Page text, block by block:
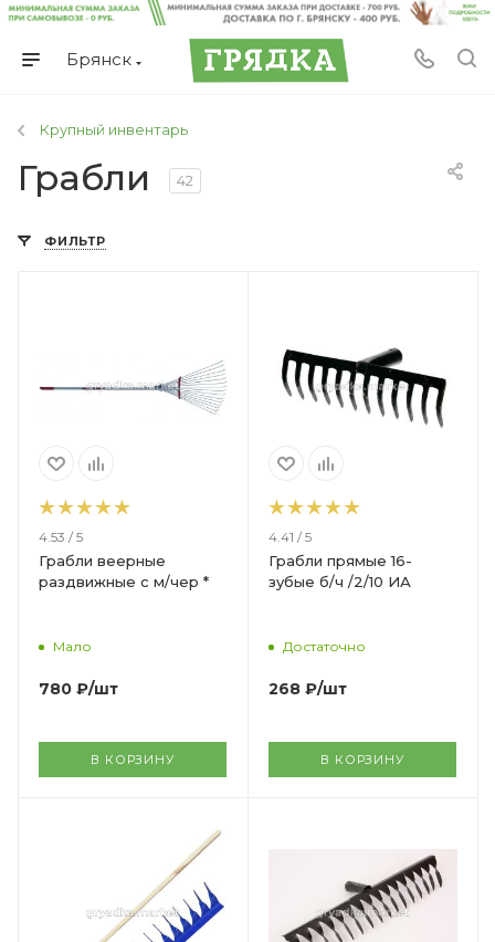
Брянск
Крупный инвентарь
Грабли 42
ФИЛЬТР
4.53 / 5
Грабли веерные
раздвижные с м/чер *
Мало
780 ₽/шт
В КОРЗИНУ
4.41 / 5
Грабли прямые 16-
зубые б/ч /2/10 ИА
Достаточно
268 ₽/шт
В КОРЗИНУ